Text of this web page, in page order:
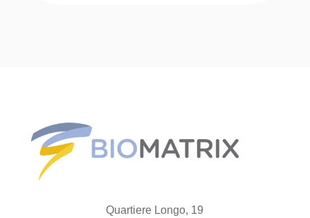
Quartiere Longo, 19